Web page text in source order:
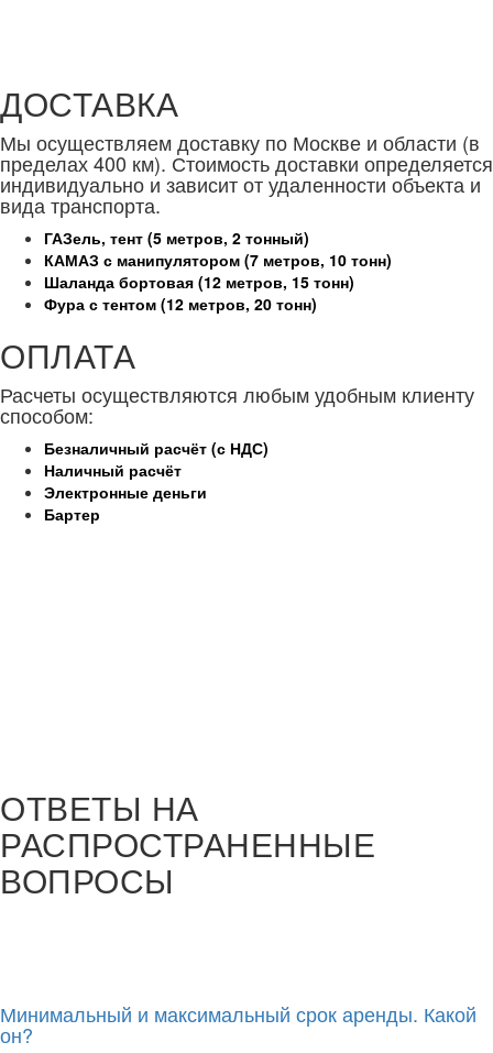
ДОСТАВКА
Мы осуществляем доставку по Москве и области (в
пределах 400 км). Стоимость доставки определяется
индивидуально и зависит от удаленности объекта и
вида транспорта.
ГАЗель, тент (5 метров, 2 тонный)
КАМАЗ с манипулятором (7 метров, 10 тонн)
Шаланда бортовая (12 метров, 15 тонн)
Фура с тентом (12 метров, 20 тонн)
ОПЛАТА
Расчеты осуществляются любым удобным клиенту
способом:
Безналичный расчёт (с НДС)
Наличный расчёт
Электронные деньги
Бартер
ОТВЕТЫ НА
РАСПРОСТРАНЕННЫЕ
ВОПРОСЫ
Минимальный и максимальный срок аренды. Какой
он?